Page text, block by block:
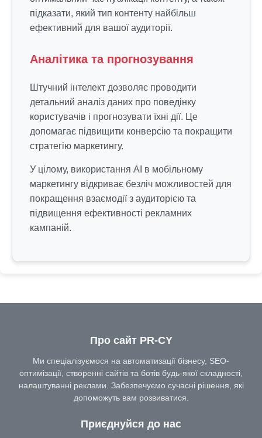
підказати, який тип контенту найбільш
ефективний для вашої аудиторії.
Аналітика та прогнозування
Штучний інтелект дозволяє проводити
детальний аналіз даних про поведінку
користувачів і прогнозувати їхні дії. Це
допомагає підвищити конверсію та покращити
стратегію маркетингу.
У цілому, використання AI в мобільному
маркетингу відкриває безліч можливостей для
покращення взаємодії з аудиторією та
підвищення ефективності рекламних
кампаній.
Про сайт PR-CY
Ми спеціалізуємося на автоматизації бізнесу, SEO-
оптимізації, створенні сайтів та ботів будь-якої складності,
налаштуванні реклами. Забезпечуємо сучасні рішення, які
допоможуть вам розвиватися.
Приєднуйся до нас